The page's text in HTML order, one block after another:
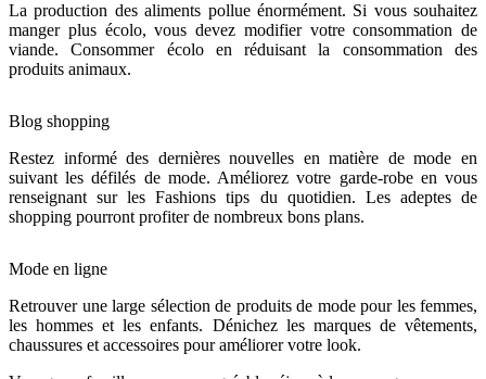
La production des aliments pollue énormément. Si vous souhaitez
manger plus écolo, vous devez modifier votre consommation de
viande. Consommer écolo en réduisant la consommation des
produits animaux.
Blog shopping
Restez informé des dernières nouvelles en matière de mode en
suivant les défilés de mode. Améliorez votre garde-robe en vous
renseignant sur les Fashions tips du quotidien. Les adeptes de
shopping pourront profiter de nombreux bons plans.
Mode en ligne
Retrouver une large sélection de produits de mode pour les femmes,
les hommes et les enfants. Dénichez les marques de vêtements,
chaussures et accessoires pour améliorer votre look.